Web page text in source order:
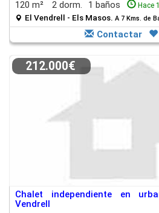
120 m² 2 dorm. 1 baños Hace
El Vendrell - Els Masos. A 7 Kms. de
Contactar
212.000€
Chalet independiente en
Vendrell